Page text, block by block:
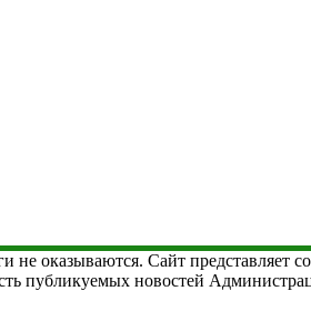
оказываются. Сайт представляет
публикуемых новостей